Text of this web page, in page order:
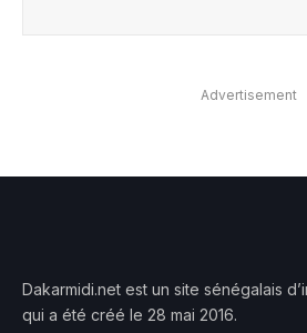
Advertisement
Dakarmidi.net est un site sénégalais
qui a été créé le 28 mai 2016.